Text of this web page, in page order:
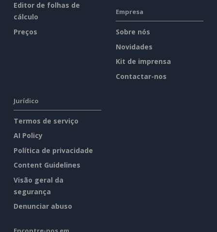
Editor de folhas de
cálculo
Preços
Empresa
Sobre nós
Novidades
Kit de imprensa
Contactar-nos
Jurídico
Termos de serviço
AI Policy
Política de privacidade
Content Guidelines
Visão geral da
segurança
Denunciar abuso